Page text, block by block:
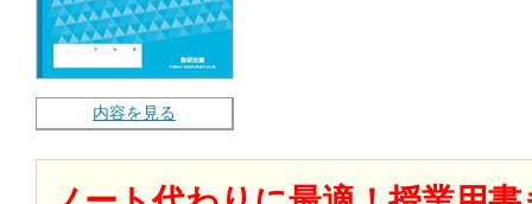
内容を見る